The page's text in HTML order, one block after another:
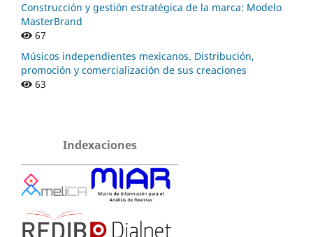
Construcción y gestión estratégica de la marca: Modelo
MasterBrand
67
Músicos independientes mexicanos. Distribución,
promoción y comercialización de sus creaciones
63
Indexaciones